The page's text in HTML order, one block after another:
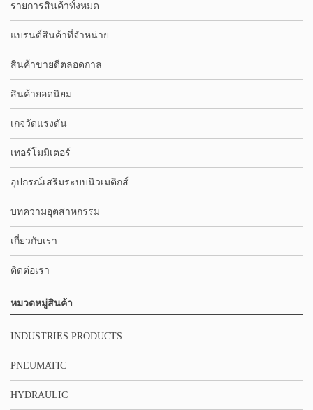
รายการสินค้าทั้งหมด
แบรนด์สินค้าที่จำหน่าย
สินค้าขายดีตลอดกาล
สินค้ายอดนิยม
เกจวัดแรงดัน
เทอร์โมมิเตอร์
อุปกรณ์เสริมระบบนิวเมติกส์
บทความอุตสาหกรรม
เกี่ยวกับเรา
ติดต่อเรา
หมวดหมู่สินค้า
INDUSTRIES PRODUCTS
PNEUMATIC
HYDRAULIC